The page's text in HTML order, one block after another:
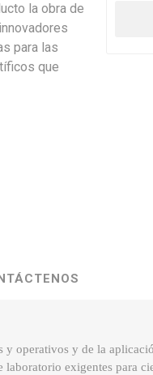
la obra de
para las
que
y operativos y de la
laboratorio exigentes para